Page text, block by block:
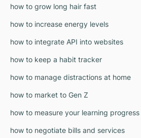
how to grow long hair fast
how to increase energy levels
how to integrate API into websites
how to keep a habit tracker
how to manage distractions at home
how to market to Gen Z
how to measure your learning progress
how to negotiate bills and services